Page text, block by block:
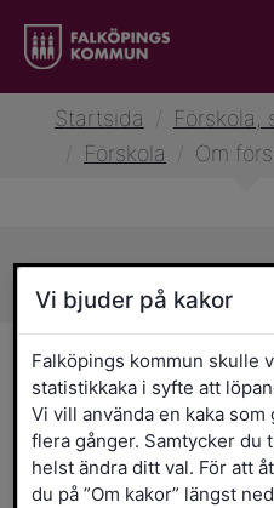
Startsida
Förskola,
Förskola Om
Sidans innehåll
Om förskolan
I Falköpings
barnen i centrum.
och sex år leka, lära
Vi bjuder på kakor
Falköpings kommun skulle
statistikkaka i syfte att
Vi vill använda en kaka
flera gånger. Samtycker du
helst ändra ditt val. För att
du på ”Om kakor” längst